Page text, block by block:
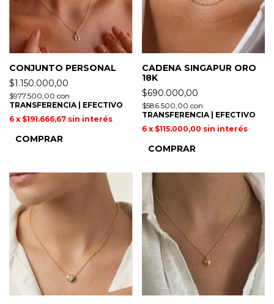
CONJUNTO PERSONAL
$1.150.000,00
$977.500,00 con
TRANSFERENCIA | EFECTIVO
6 x $191.666,67 sin interés
COMPRAR
CADENA SINGAPUR ORO
18K
$690.000,00
$586.500,00 con
TRANSFERENCIA | EFECTIVO
6 x $115.000,00 sin interés
COMPRAR